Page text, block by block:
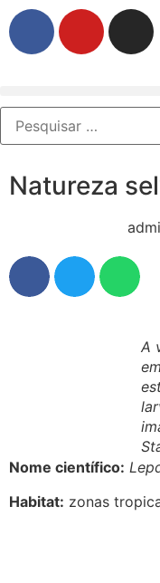
Natureza
A
Nome científico:
Habitat: zonas